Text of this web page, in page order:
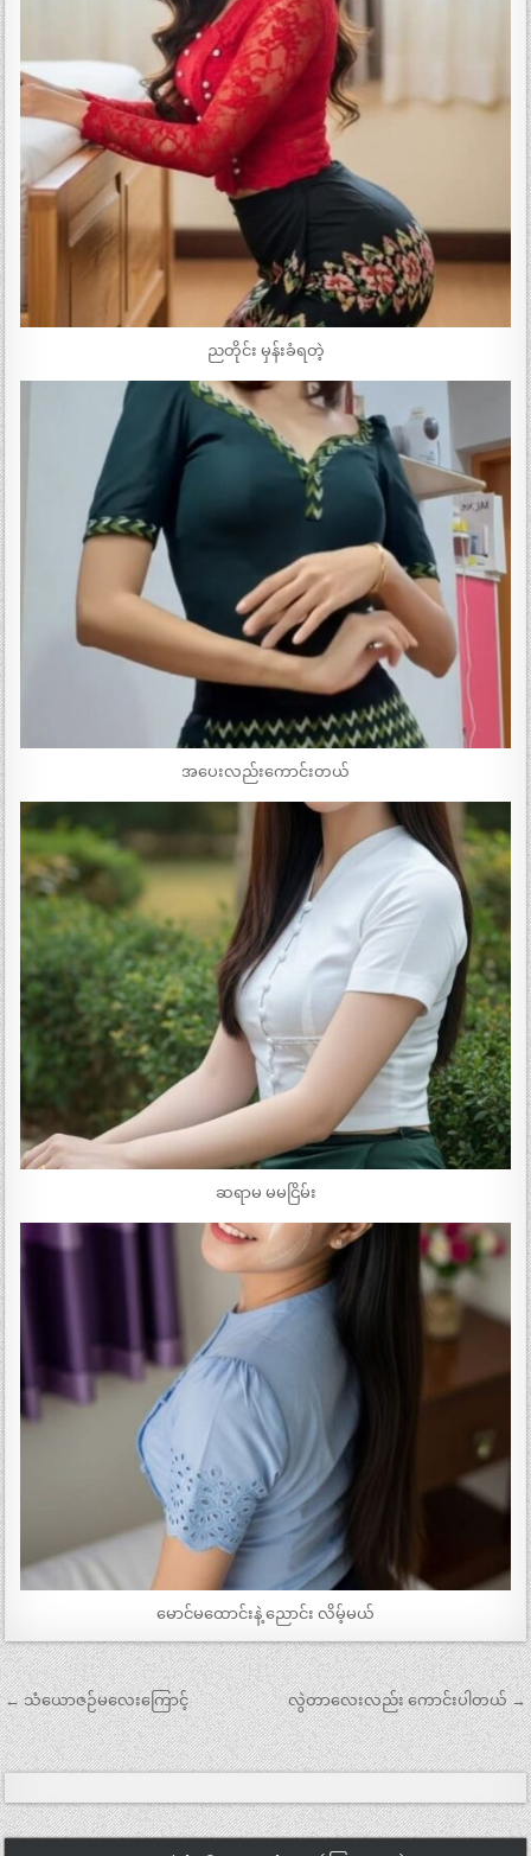
ညတိုင်း မှန်းခံရတဲ့
အပေးလည်းကောင်းတယ်
ဆရာမ မမငြိမ်း
မောင်မထောင်းနဲ့ ညောင်း လိမ့်မယ်
Post
navigation
← သံယောဇဉ်မလေးကြောင့် လွဲတာလေးလည်း ကောင်းပါတယ် →